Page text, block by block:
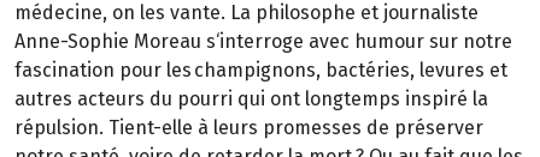
médecine, on les vante. La philosophe et journaliste
Anne-Sophie Moreau s‘interroge avec humour sur notre
fascination pour les champignons, bactéries, levures et
autres acteurs du pourri qui ont longtemps inspiré la
répulsion. Tient-elle à leurs promesses de préserver